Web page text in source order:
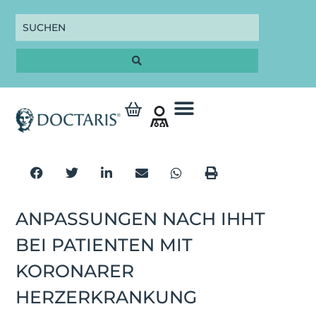
ANPASSUNGEN NACH IHHT
BEI PATIENTEN MIT
KORONARER
HERZERKRANKUNG